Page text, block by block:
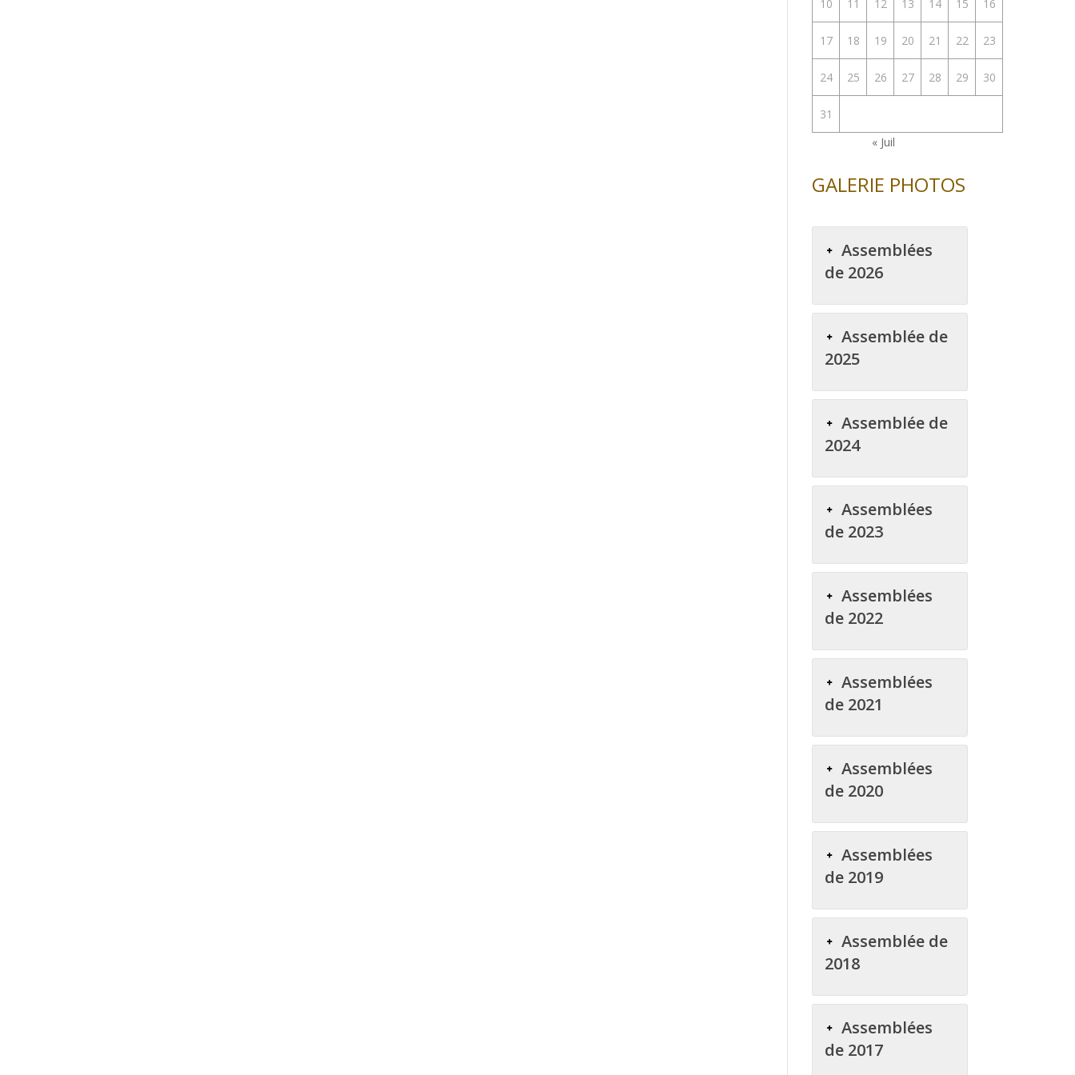
10 11 12 13 14 15 16
17 18 19 20 21 22 23
24 25 26 27 28 29 30
31
« Juil
GALERIE PHOTOS
Assemblées
de 2026
Assemblée de
2025
Assemblée de
2024
Assemblées
de 2023
Assemblées
de 2022
Assemblées
de 2021
Assemblées
de 2020
Assemblées
de 2019
Assemblée de
2018
Assemblées
de 2017